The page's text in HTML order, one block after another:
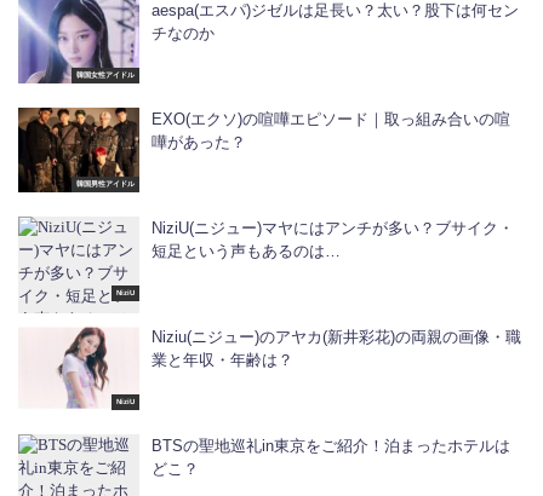
韓国女性アイドル
aespa(エスパ)ジゼルは足長い？太い？股下は何セン
チなのか
韓国男性アイドル
EXO(エクソ)の喧嘩エピソード｜取っ組み合いの喧
嘩があった？
NiziU
NiziU(ニジュー)マヤにはアンチが多い？ブサイク・
短足という声もあるのは…
NiziU
Niziu(ニジュー)のアヤカ(新井彩花)の両親の画像・職
業と年収・年齢は？
BTSの聖地巡礼in東京をご紹介！泊まったホテルは
どこ？